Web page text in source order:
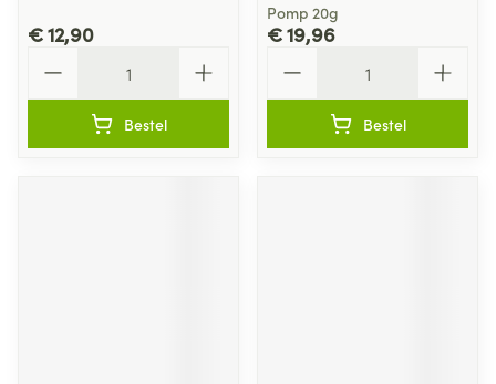
€ 12,90
Bestel
Pomp 20g
€ 19,96
Bestel